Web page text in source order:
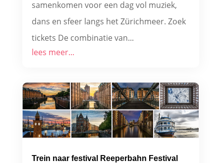
samenkomen voor een dag vol muziek,
dans en sfeer langs het Zürichmeer. Zoek
tickets De combinatie van...
lees meer...
Trein naar festival Reeperbahn Festival